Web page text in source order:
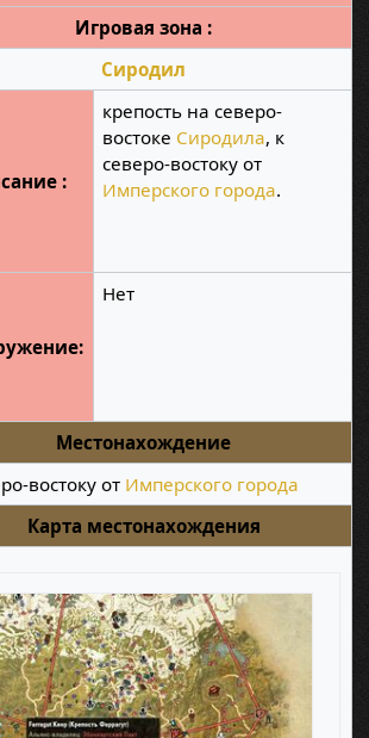
Игровая зона :
Сиродил
:
крепость на северо-
востоке Сиродила, к
северо-востоку от
Имперского города.
Нет
Местонахождение
востоку от Имперского города
Карта местонахождения